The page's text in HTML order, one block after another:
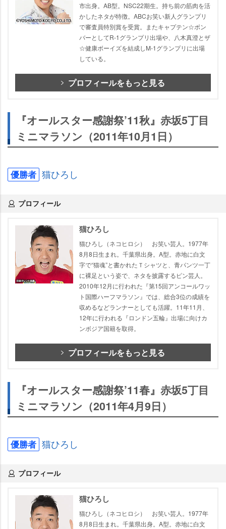
市出身。AB型。NSC22期生。持ち前の筋肉を活
かしたネタが特徴。ABCお笑い新人グランプリ
で審査員特別賞を受賞。またキャプテン☆ボン
バーとしてR-1グランプリ出場や、八木真澄とザ
☆健康ボーイズを結成しM-1グランプリに出場
している。
プロフィールをもっと見る
『オールスター感謝祭’11秋』赤坂5丁目
ミニマラソン（2011年10月1日）
優勝者 猫ひろし
プロフィール
猫ひろし
猫ひろし（ネコヒロシ） お笑い芸人。1977年
8月8日生まれ。千葉県出身。A型。赤地に白文
字で“猫魂”と書かれたＴシャツと、青パンツ一丁
に裸足という姿で、ネタを披露するピン芸人。
2010年12月に行われた『第15回アンコールワッ
ト国際ハーフマラソン』では、総合3位の成績を
収めるなどランナーとしても活躍。11年11月、
12年に行われる『ロンドン五輪』出場に向けカ
ンボジア国籍を取得。
プロフィールをもっと見る
『オールスター感謝祭’11春』赤坂5丁目
ミニマラソン（2011年4月9日）
優勝者 猫ひろし
プロフィール
猫ひろし
猫ひろし（ネコヒロシ） お笑い芸人。1977年
8月8日生まれ。千葉県出身。A型。赤地に白文